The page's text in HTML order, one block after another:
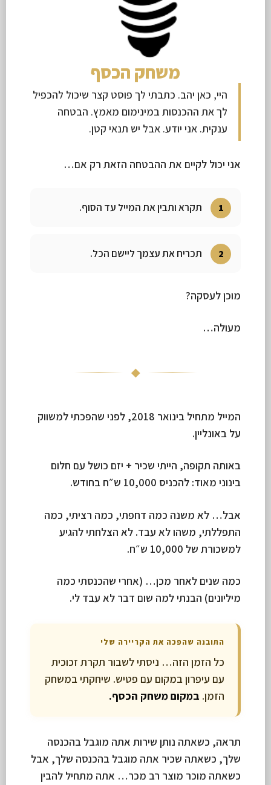
משחק הכסף
היי, כאן יהב. כתבתי לך פוסט קצר שיכול להכפיל
לך את ההכנסות במינימום מאמץ. הבטחה
ענקית. אני יודע. אבל יש תנאי קטן.
אני יכול לקיים את ההבטחה הזאת רק אם…
תקרא ותבין את המייל עד הסוף.
תכריח את עצמך ליישם הכל.
מוכן לעסקה?
מעולה…
◆
המייל מתחיל בינואר 2018, לפני שהפכתי למשווק
על באונליין.
באותה תקופה, הייתי שכיר + יזם כושל עם חלום
בינוני מאוד: להכניס 10,000 ש״ח בחודש.
אבל… לא משנה כמה דחפתי, כמה רציתי, כמה
התפללתי, משהו לא עבד. לא הצלחתי להגיע
למשכורת של 10,000 ש״ח.
כמה שנים לאחר מכן… (אחרי שהכנסתי כמה
מיליונים) הבנתי למה שום דבר לא עבד לי.
התובנה שהפכה את הקריירה שלי
כל הזמן הזה… ניסתי לשבור תקרת זכוכית
עם עיפרון במקום עם פטיש. שיחקתי במשחק
הזמן. במקום משחק הכסף.
תראה, כשאתה נותן שירות אתה מוגבל בהכנסה
שלך, כשאתה שכיר אתה מוגבל בהכנסה שלך, אבל
כשאתה מוכר מוצר רב מכר… אתה מתחיל להבין